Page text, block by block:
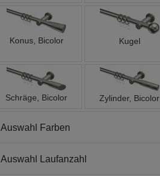
Konus, Bicolor Kugel
Schräge, Bicolor Zylinder, Bicolor
Auswahl Farben
Auswahl Laufanzahl